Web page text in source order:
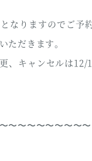
なりますのでご予
ただきます。
、キャンセルは12/
〜〜〜〜〜〜〜〜〜